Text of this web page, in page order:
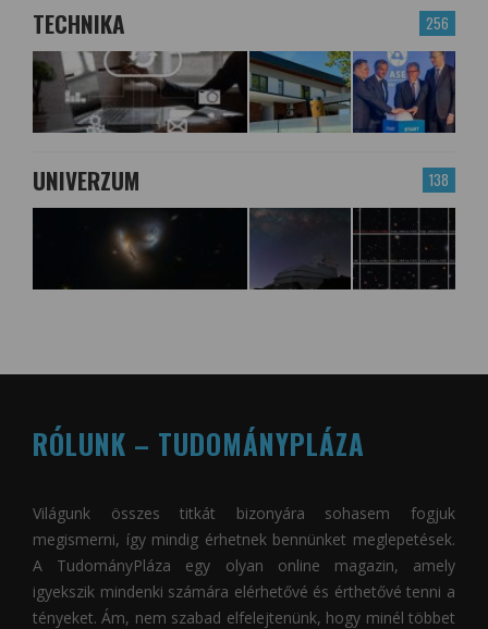
256
TECHNIKA
138
UNIVERZUM
RÓLUNK – TUDOMÁNYPLÁZA
Világunk összes titkát bizonyára sohasem fogjuk
megismerni, így mindig érhetnek bennünket meglepetések.
A TudományPláza egy olyan online magazin, amely
igyekszik mindenki számára elérhetővé és érthetővé tenni a
tényeket. Ám, nem szabad elfelejtenünk, hogy minél többet